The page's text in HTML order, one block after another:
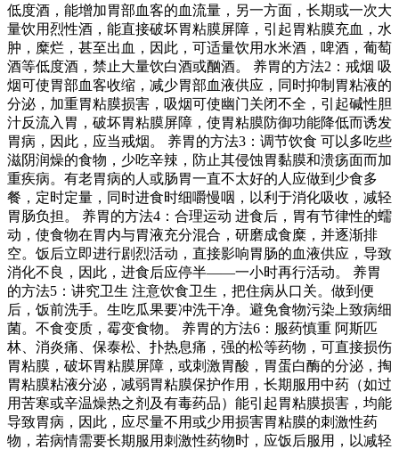
低度酒，能增加胃部血客的血流量，另一方面，长期或一次大
量饮用烈性酒，能直接破坏胃粘膜屏障，引起胃粘膜充血，水
肿，糜烂，甚至出血，因此，可适量饮用水米酒，啤酒，葡萄
酒等低度酒，禁止大量饮白酒或酗酒。 养胃的方法2：戒烟 吸
烟可使胃部血客收缩，减少胃部血液供应，同时抑制胃粘液的
分泌，加重胃粘膜损害，吸烟可使幽门关闭不全，引起碱性胆
汁反流入胃，破坏胃粘膜屏障，使胃粘膜防御功能降低而诱发
胃病，因此，应当戒烟。 养胃的方法3：调节饮食 可以多吃些
滋阴润燥的食物，少吃辛辣，防止其侵蚀胃黏膜和溃疡面而加
重疾病。有老胃病的人或肠胃一直不太好的人应做到少食多
餐，定时定量，同时进食时细嚼慢咽，以利于消化吸收，减轻
胃肠负担。 养胃的方法4：合理运动 进食后，胃有节律性的蠕
动，使食物在胃内与胃液充分混合，研磨成食糜，并逐渐排
空。饭后立即进行剧烈活动，直接影响胃肠的血液供应，导致
消化不良，因此，进食后应停半——一小时再行活动。 养胃
的方法5：讲究卫生 注意饮食卫生，把住病从口关。做到便
后，饭前洗手。生吃瓜果要冲洗干净。避免食物污染上致病细
菌。不食变质，霉变食物。 养胃的方法6：服药慎重 阿斯匹
林、消炎痛、保泰松、扑热息痛，强的松等药物，可直接损伤
胃粘膜，破坏胃粘膜屏障，或刺激胃酸，胃蛋白酶的分泌，掏
胃粘膜粘液分泌，减弱胃粘膜保护作用，长期服用中药（如过
用苦寒或辛温燥热之剂及有毒药品）能引起胃粘膜损害，均能
导致胃病，因此，应尽量不用或少用损害胃粘膜的刺激性药
物，若病情需要长期服用刺激性药物时，应饭后服用，以减轻